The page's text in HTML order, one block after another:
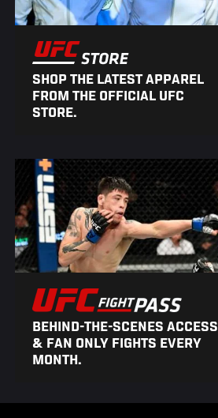
SHOP THE LATEST APPAREL
FROM THE OFFICIAL UFC
STORE.
BEHIND-THE-SCENES ACCESS
& FAN ONLY FIGHTS EVERY
MONTH.